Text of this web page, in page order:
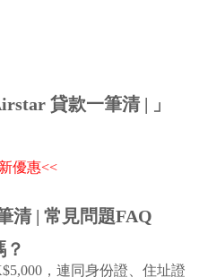
貸款一筆清 | 」
優惠<<
清 | 常見問題FAQ
，連同身份證、住址證